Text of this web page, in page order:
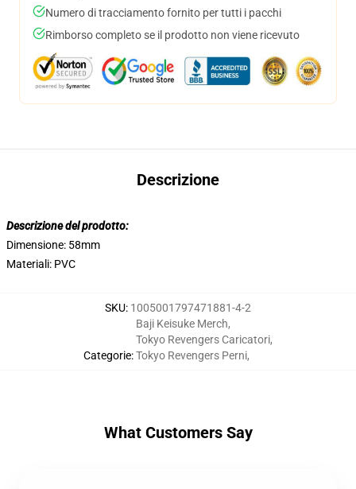
Numero di tracciamento fornito per tutti i pacchi
Rimborso completo se il prodotto non viene ricevuto
Descrizione
Descrizione del prodotto:
Dimensione: 58mm
Materiali: PVC
SKU: 1005001797471881-4-2
Categorie:
Baji Keisuke Merch,
Tokyo Revengers Caricatori,
Tokyo Revengers Perni,
What Customers Say